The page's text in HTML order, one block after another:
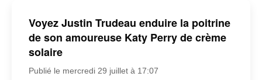
Voyez Justin Trudeau enduire la poitrine
de son amoureuse Katy Perry de crème
solaire
Publié le mercredi 29 juillet à 17:07